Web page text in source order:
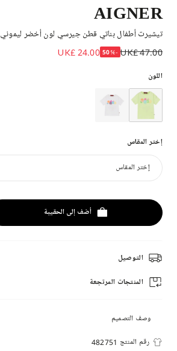
AIGNER
تيشيرت أطفال بناتي قطن جيرسي لون أخضر ليموني
UK£ 47.00
-50%
UK£ 24.00
اللون
إختر المقاس
إختر المقاس
أضف إلى الحقيبة
التوصيل
المنتجات المرتجعة
وصف التصميم
رقم المنتج 482751